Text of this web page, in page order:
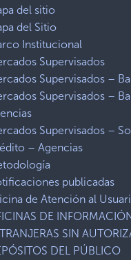
del sitio
del Sitio
Institucional
Supervisados
Supervisados –
Supervisados –
Supervisados –
– Agencias
publicadas
de Atención al
DE
SIN
DEL PÚBLICO